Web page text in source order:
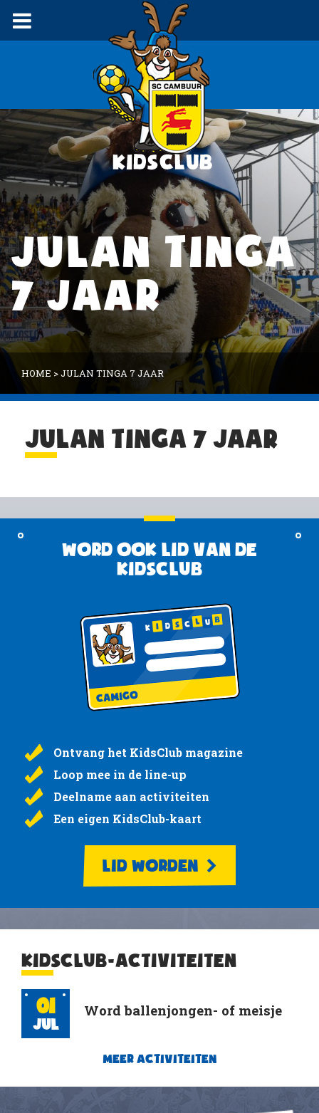
JULAN TINGA
7 JAAR
HOME >JULAN TINGA 7 JAAR
JULAN TINGA 7 JAAR
Word ook lid van de
KidsClub
Ontvang het KidsClub magazine
Loop mee in de line-up
Deelname aan activiteiten
Een eigen KidsClub-kaart
LID WORDEN
KIDSCLUB-ACTIVITEITEN
01
Jul
Word ballenjongen- of meisje
MEER ACTIVITEITEN